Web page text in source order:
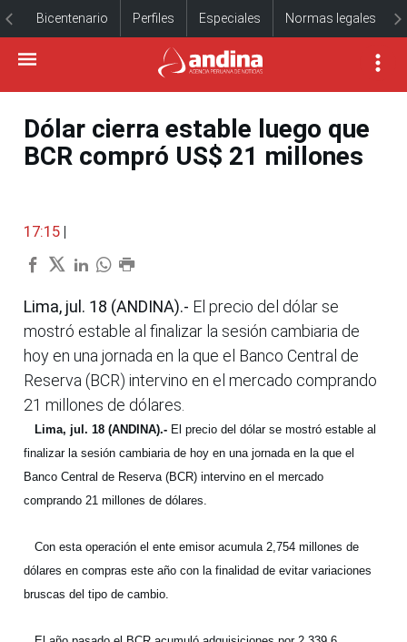
Bicentenario Perfiles Especiales Normas legales
Dólar cierra estable luego que
BCR compró US$ 21 millones
17:15 |
Lima, jul. 18 (ANDINA).- El precio del dólar se
mostró estable al finalizar la sesión cambiaria de
hoy en una jornada en la que el Banco Central de
Reserva (BCR) intervino en el mercado comprando
21 millones de dólares.
Lima, jul. 18 (ANDINA).- El precio del dólar se mostró estable al
finalizar la sesión cambiaria de hoy en una jornada en la que el
Banco Central de Reserva (BCR) intervino en el mercado
comprando 21 millones de dólares.
Con esta operación el ente emisor acumula 2,754 millones de
dólares en compras este año con la finalidad de evitar variaciones
bruscas del tipo de cambio.